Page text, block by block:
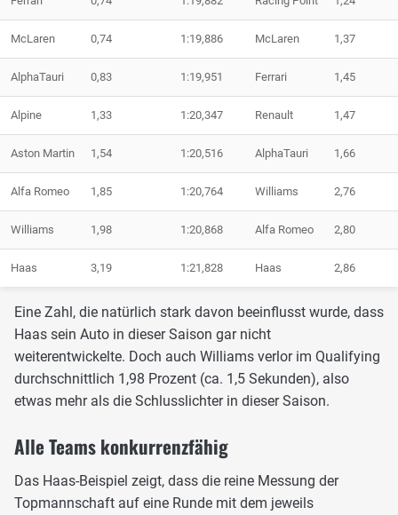
McLaren 0,74 1:19,886 McLaren 1,37
AlphaTauri 0,83 1:19,951 Ferrari 1,45
Alpine 1,33 1:20,347 Renault 1,47
Aston Martin 1,54 1:20,516 AlphaTauri 1,66
Alfa Romeo 1,85 1:20,764 Williams 2,76
Williams 1,98 1:20,868 Alfa Romeo 2,80
Haas 3,19 1:21,828 Haas 2,86
Eine Zahl, die natürlich stark davon beeinflusst wurde, dass
Haas sein Auto in dieser Saison gar nicht
weiterentwickelte. Doch auch Williams verlor im Qualifying
durchschnittlich 1,98 Prozent (ca. 1,5 Sekunden), also
etwas mehr als die Schlusslichter in dieser Saison.
Alle Teams konkurrenzfähig
Das Haas-Beispiel zeigt, dass die reine Messung der
Topmannschaft auf eine Runde mit dem jeweils